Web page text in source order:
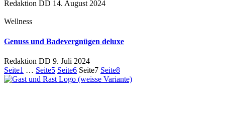
Redaktion DD 14. August 2024
Wellness
Genuss und Badevergnügen deluxe
Redaktion DD 9. Juli 2024
Seite1 … Seite5 Seite6 Seite7 Seite8